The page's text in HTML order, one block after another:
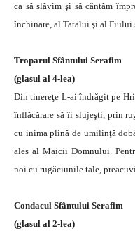
ca să slăvim şi să cântăm
închinare, al Tatălui şi al
Troparul Sfântului Serafim
(glasul al 4-lea)
Din tinereţe L-ai îndrăgit pe
înflăcărare să îi slujeşti, prin
cu inima plină de umilinţă
ales al Maicii Domnului.
noi cu rugăciunile tale,
Condacul Sfântului Serafim
(glasul al 2-lea)